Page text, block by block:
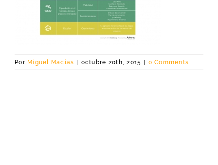
Por Miguel Macías octubre 20th, 2015 0 Comments